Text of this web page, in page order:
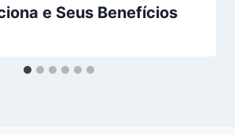
e Seus Benefícios